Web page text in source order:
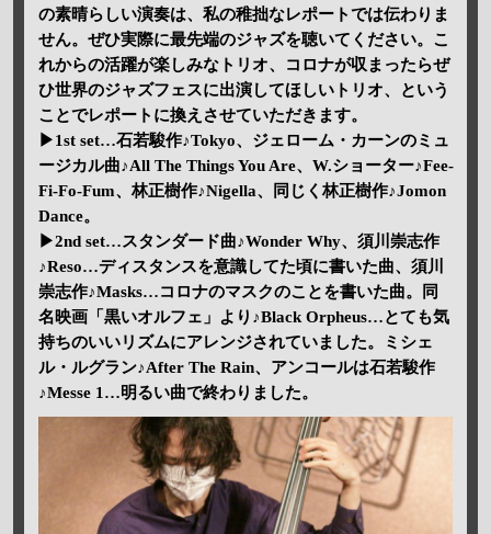
の素晴らしい演奏は、私の稚拙なレポートでは伝わりま
せん。ぜひ実際に最先端のジャズを聴いてください。こ
れからの活躍が楽しみなトリオ、コロナが収まったらぜ
ひ世界のジャズフェスに出演してほしいトリオ、という
ことでレポートに換えさせていただきます。
▶1st set…石若駿作♪Tokyo、ジェローム・カーンのミュ
ージカル曲♪All The Things You Are、W.ショーター♪Fee-
Fi-Fo-Fum、林正樹作♪Nigella、同じく林正樹作♪Jomon
Dance。
▶2nd set…スタンダード曲♪Wonder Why、須川崇志作
♪Reso…ディスタンスを意識してた頃に書いた曲、須川
崇志作♪Masks…コロナのマスクのことを書いた曲。同
名映画「黒いオルフェ」より♪Black Orpheus…とても気
持ちのいいリズムにアレンジされていました。ミシェ
ル・ルグラン♪After The Rain、アンコールは石若駿作
♪Messe 1…明るい曲で終わりました。